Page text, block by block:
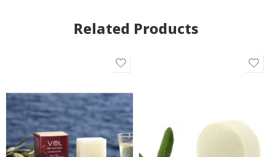
Related Products